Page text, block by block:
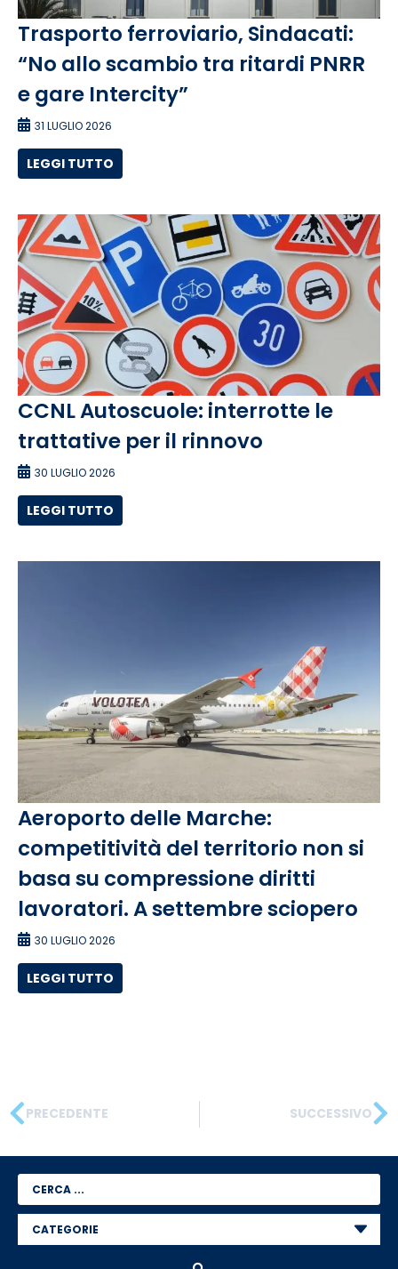
Trasporto ferroviario, Sindacati:
“No allo scambio tra ritardi PNRR
e gare Intercity”
31 LUGLIO 2026
LEGGI TUTTO
CCNL Autoscuole: interrotte le
trattative per il rinnovo
30 LUGLIO 2026
LEGGI TUTTO
Aeroporto delle Marche:
competitività del territorio non si
basa su compressione diritti
lavoratori. A settembre sciopero
30 LUGLIO 2026
LEGGI TUTTO
PRECEDENTE SUCCESSIVO